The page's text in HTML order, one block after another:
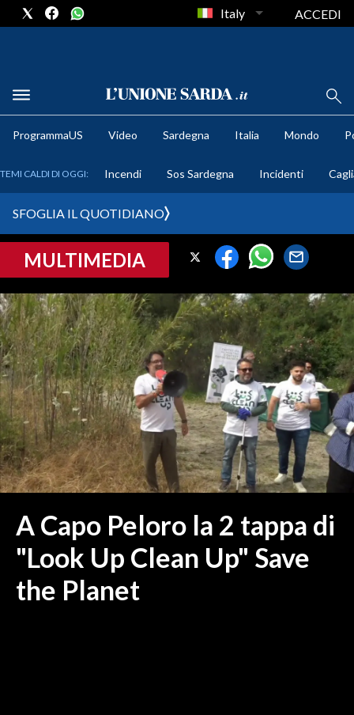
METEO
CRONACA SARDEGNA
PROVINCIA DI CAGLIARI
SULCIS IGLESIENTE
MEDIO CAMPIDANO
ORISTANO E PROVINCIA
SASSARI E PROVINCIA
GALLURA
NUORO E PROVINCIA
OGLIASTRA
ITALIA
MONDO
Italy ACCEDI
ProgrammaUS Video Sardegna Italia Mondo
TEMI CALDI DI OGGI: Incendi Sos Sardegna Incidenti
SFOGLIA IL QUOTIDIANO
MULTIMEDIA
A Capo Peloro la 2 tappa di
"Look Up Clean Up" Save
the Planet